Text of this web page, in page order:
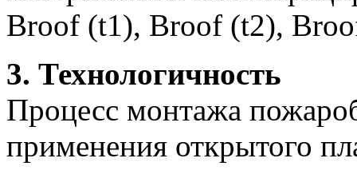
Broof (t1), Broof (t2),
3. Технологичность
Процесс монтажа
применения открытого